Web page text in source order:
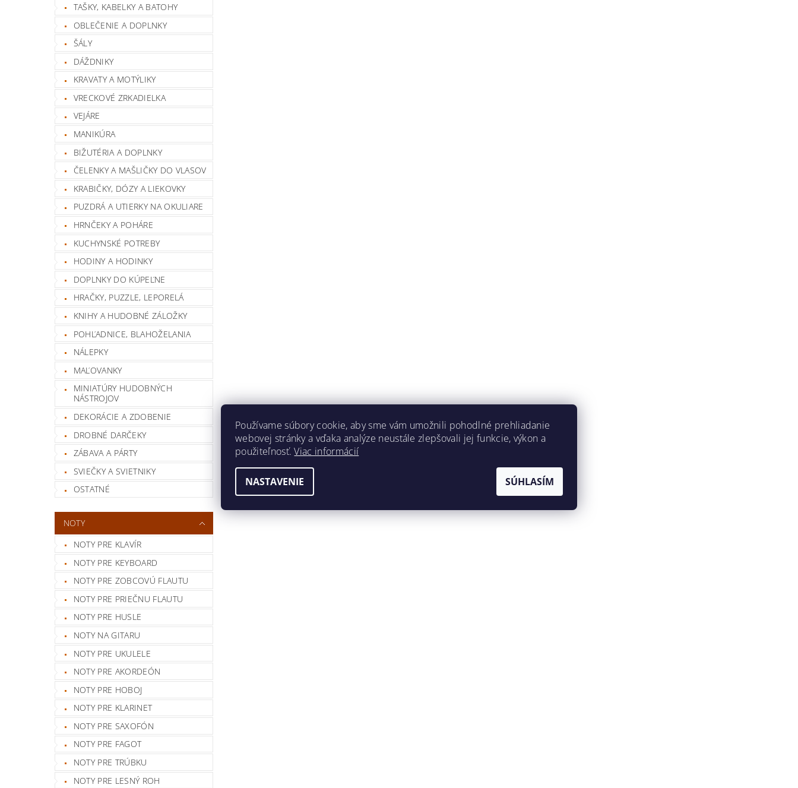
TAŠKY, KABELKY A BATOHY
OBLEČENIE A DOPLNKY
ŠÁLY
DÁŽDNIKY
KRAVATY A MOTÝLIKY
VRECKOVÉ ZRKADIELKA
VEJÁRE
MANIKÚRA
BIŽUTÉRIA A DOPLNKY
ČELENKY A MAŠLIČKY DO VLASOV
KRABIČKY, DÓZY A LIEKOVKY
PUZDRÁ A UTIERKY NA OKULIARE
HRNČEKY A POHÁRE
KUCHYNSKÉ POTREBY
HODINY A HODINKY
DOPLNKY DO KÚPEĽNE
HRAČKY, PUZZLE, LEPORELÁ
KNIHY A HUDOBNÉ ZÁLOŽKY
POHĽADNICE, BLAHOŽELANIA
NÁLEPKY
MAĽOVANKY
MINIATÚRY HUDOBNÝCH
NÁSTROJOV
DEKORÁCIE A ZDOBENIE
DROBNÉ DARČEKY
ZÁBAVA A PÁRTY
SVIEČKY A SVIETNIKY
OSTATNÉ
NOTY
NOTY PRE KLAVÍR
NOTY PRE KEYBOARD
NOTY PRE ZOBCOVÚ FLAUTU
NOTY PRE PRIEČNU FLAUTU
NOTY PRE HUSLE
NOTY NA GITARU
NOTY PRE UKULELE
NOTY PRE AKORDEÓN
NOTY PRE HOBOJ
NOTY PRE KLARINET
NOTY PRE SAXOFÓN
NOTY PRE FAGOT
NOTY PRE TRÚBKU
NOTY PRE LESNÝ ROH
Používame súbory cookie, aby sme vám umožnili pohodlné prehliadanie
webovej stránky a vďaka analýze neustále zlepšovali jej funkcie, výkon a
použiteľnosť.Viac informácií
NASTAVENIE SÚHLASÍM